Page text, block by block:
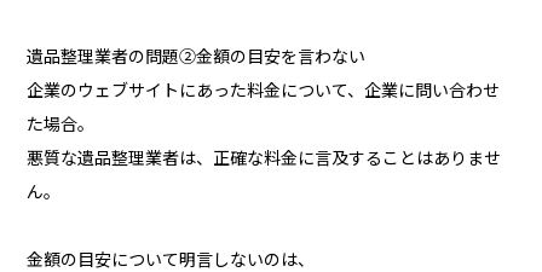
遺品整理業者の問題②金額の目安を言わない
企業のウェブサイトにあった料金について、企業に問い合わせ
た場合。
悪質な遺品整理業者は、正確な料金に言及することはありませ
ん。
金額の目安について明言しないのは、